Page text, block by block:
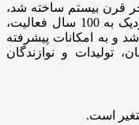
قرن بیستم ساخته شد،
بزرگترین تئاتر در ویتنام است. پس از نزدیک به 100 سال فعالیت،
بازسازی شد و به امکانات پیشرفته
تولیدات و نوازندگان
است.